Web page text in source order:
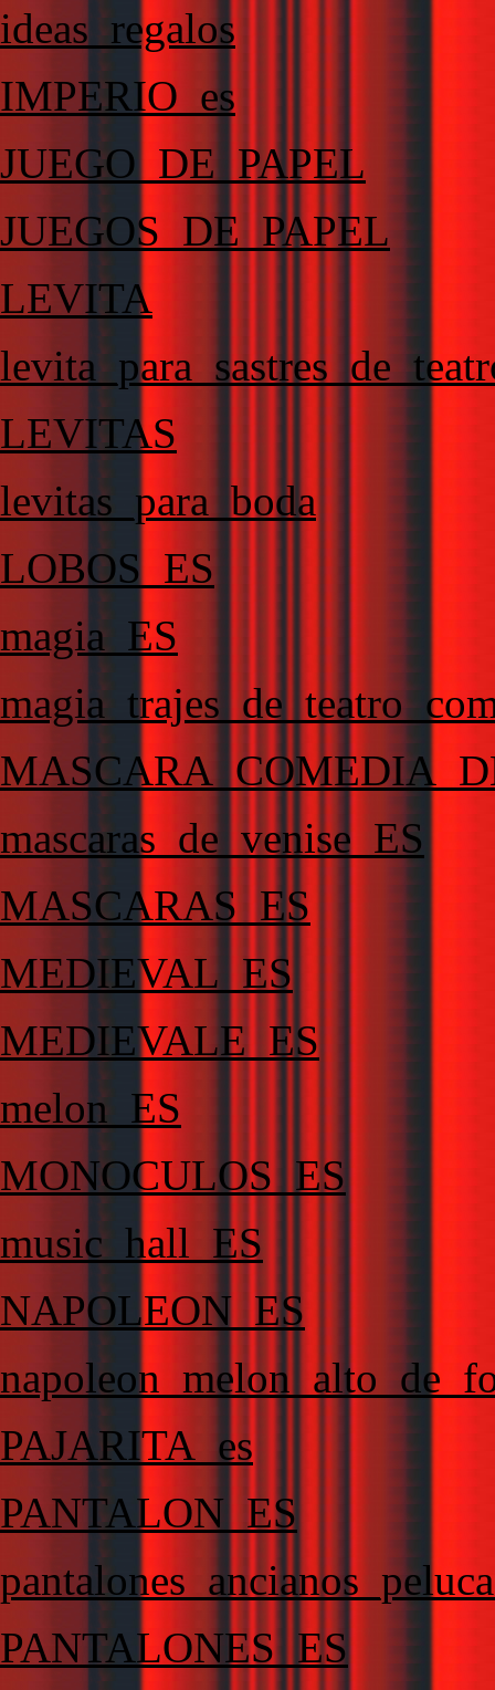
ideas_regalos
IMPERIO_es
JUEGO_DE_PAPEL
JUEGOS_DE_PAPEL
LEVITA
LEVITAS
levitas_para_boda
LOBOS_ES
magia_ES
mascaras_de_venise_ES
MASCARAS_ES
MEDIEVAL_ES
MEDIEVALE_ES
melon_ES
MONOCULOS_ES
music_hall_ES
NAPOLEON_ES
PAJARITA_es
PANTALON_ES
PANTALONES_ES